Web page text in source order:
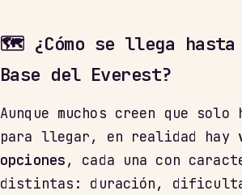
🗺 ¿Cómo se llega hasta
Base del Everest?
Aunque muchos creen que
para llegar, en realidad hay
opciones, cada una con
distintas: duración,